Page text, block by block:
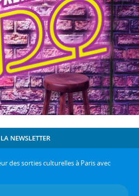
LA NEWSLETTER
des sorties culturelles à Paris avec